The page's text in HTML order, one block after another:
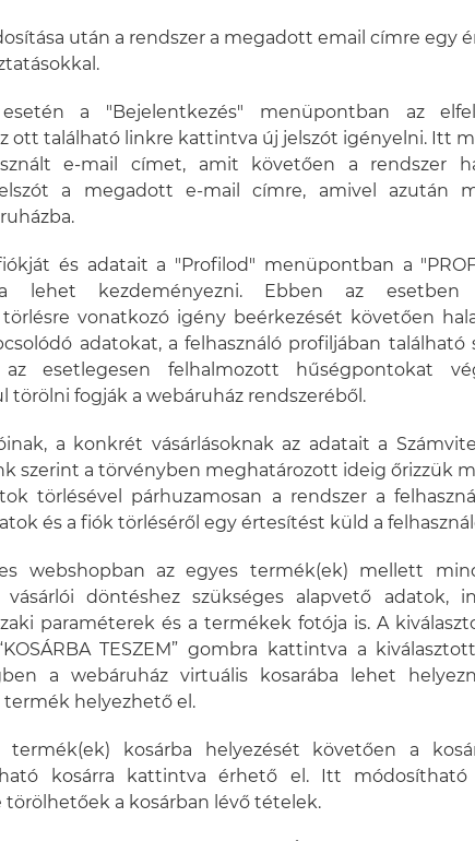
után a rendszer a megadott email címre egy
a "Bejelentkezés" menüpontban az
ott található linkre kattintva új jelszót igényelni. Itt
e-mail címet, amit követően a rendszer
a megadott e-mail címre, amivel azután
és adatait a "Profilod" menüpontban a
lehet kezdeményezni. Ebben az esetben
vonatkozó igény beérkezését követően
adatokat, a felhasználó profiljában található
esetlegesen felhalmozott hűségpontokat
törölni fogják a webáruház rendszeréből.
a konkrét vásárlásoknak az adatait a
szerint a törvényben meghatározott ideig őrizzük
törlésével párhuzamosan a rendszer a
és a fiók törléséről egy értesítést küld a
webshopban az egyes termék(ek) mellett
döntéshez szükséges alapvető adatok,
paraméterek és a termékek fotója is. A
TESZEM” gombra kattintva a
a webáruház virtuális kosarába lehet
helyezhető el.
termék(ek) kosárba helyezését követően a
kosárra kattintva érhető el. Itt
törölhetőek a kosárban lévő tételek.